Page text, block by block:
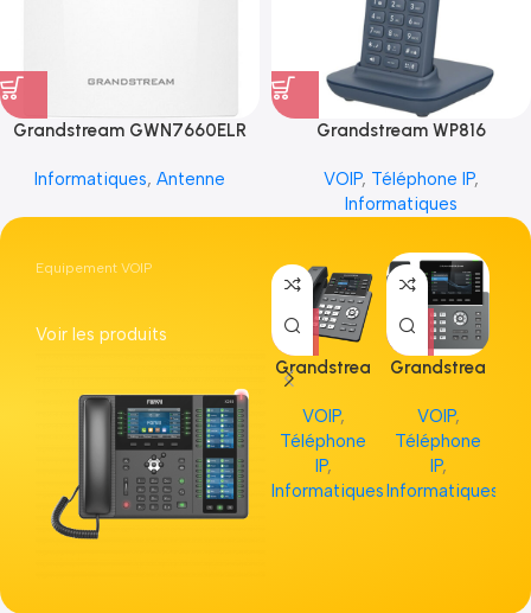
Grandstream GWN7660ELR
Informatiques, Antenne
Grandstream WP816
VOIP, Téléphone IP,
Informatiques
Equipement VOIP
Voir les produits
Grandstrea
m GRP2613
VOIP,
Téléphone
IP,
Informatiques
Grandstrea
VOIP,
Téléphone
IP,
Informatiques